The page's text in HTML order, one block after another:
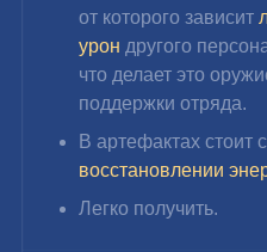
от которого зависит
урон другого
что делает это
поддержки отряда.
В артефактах стоит
восстановлении
Легко получить.